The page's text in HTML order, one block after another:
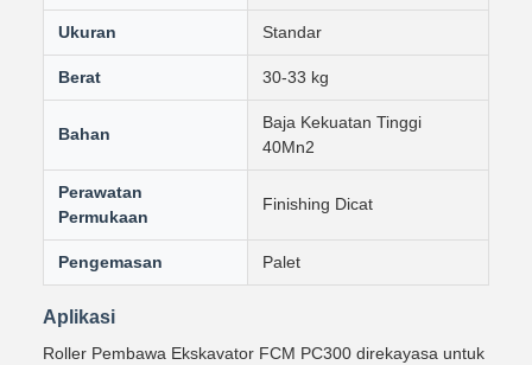
Ukuran Standar
Berat 30-33 kg
Bahan
Baja Kekuatan Tinggi
40Mn2
Perawatan
Permukaan
Finishing Dicat
Pengemasan Palet
Aplikasi
Roller Pembawa Ekskavator FCM PC300 direkayasa untuk